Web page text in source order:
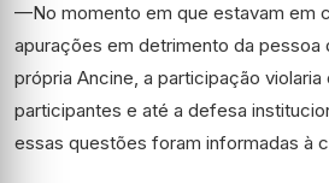
—No momento em que estavam em
apurações em detrimento da pessoa
própria Ancine, a participação
participantes e até a defesa
essas questões foram informadas à